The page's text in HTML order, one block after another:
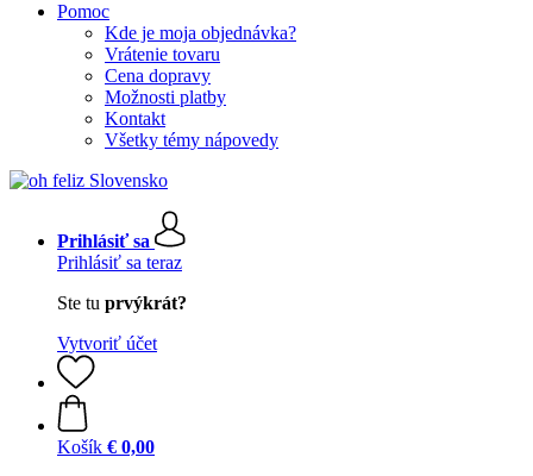
Pomoc
Kde je moja objednávka?
Vrátenie tovaru
Cena dopravy
Možnosti platby
Kontakt
Všetky témy nápovedy
Prihlásiť sa
Prihlásiť sa teraz
Ste tu prvýkrát?
Vytvoriť účet
Košík € 0,00